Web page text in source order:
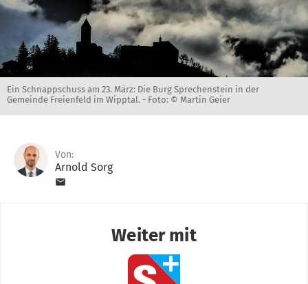
Ein Schnappschuss am 23. März: Die Burg Sprechenstein in der
Gemeinde Freienfeld im Wipptal. - Foto: © Martin Geier
Von:
Arnold Sorg